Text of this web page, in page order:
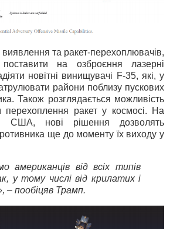
виявлення та ракет-перехоплювачів,
на озброєння лазерні
новітні винищувачі F-35, які, у
райони поблизу пускових
Також розглядається можливість
перехоплення ракет у космосі. На
США, нові рішення дозволять
ще до моменту їх виходу у
американців від всіх типів
у тому числі від крилатих і
– пообіцяв Трамп.